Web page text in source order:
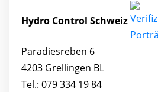
Hydro Control Schweiz
Paradiesreben 6
4203 Grellingen BL
Tel.: 079 334 19 84